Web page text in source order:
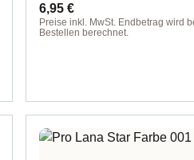
6,95 €
Preise inkl. MwSt. Endbetrag wird
Bestellen berechnet.